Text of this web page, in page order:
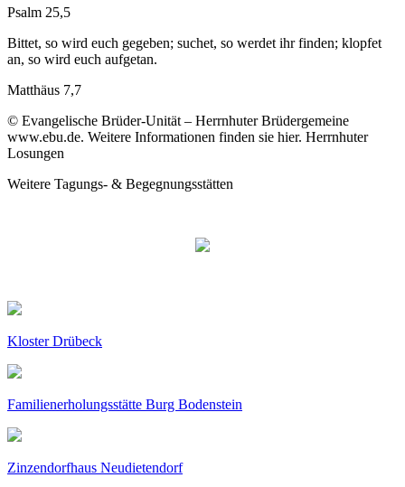
Psalm 25,5
Bittet, so wird euch gegeben; suchet, so werdet ihr finden; klopfet
an, so wird euch aufgetan.
Matthäus 7,7
© Evangelische Brüder-Unität – Herrnhuter Brüdergemeine
www.ebu.de. Weitere Informationen finden sie hier. Herrnhuter
Losungen
Weitere Tagungs- & Begegnungsstätten
Kloster Drübeck
Familienerholungsstätte Burg Bodenstein
Zinzendorfhaus Neudietendorf